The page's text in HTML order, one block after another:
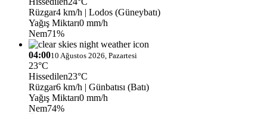
Rüzgar4 km/h | Lodos (Güneybatı)
Yağış Miktarı0 mm/h
Nem71%
04:0010 Ağustos 2026, Pazartesi
23°C
Hissedilen23°C
Rüzgar6 km/h | Günbatısı (Batı)
Yağış Miktarı0 mm/h
Nem74%